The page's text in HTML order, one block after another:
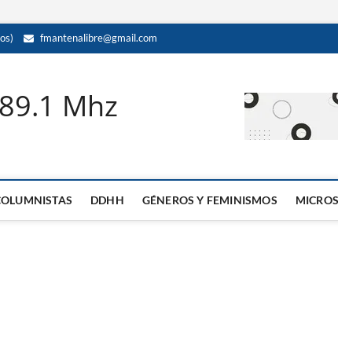
fmantenalibre@gmail.com
Mhz
DDHH GÉNEROS Y FEMINISMOS MICROS